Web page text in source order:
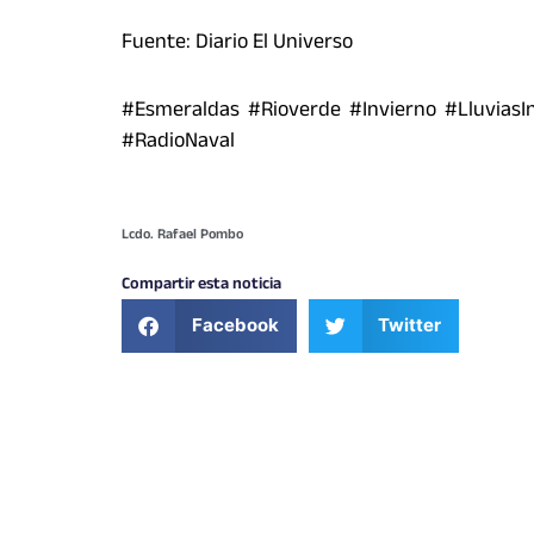
Fuente: Diario El Universo
#Esmeraldas #Rioverde #Invierno
#RadioNaval
Lcdo. Rafael Pombo
Compartir esta noticia
Facebook Twitter